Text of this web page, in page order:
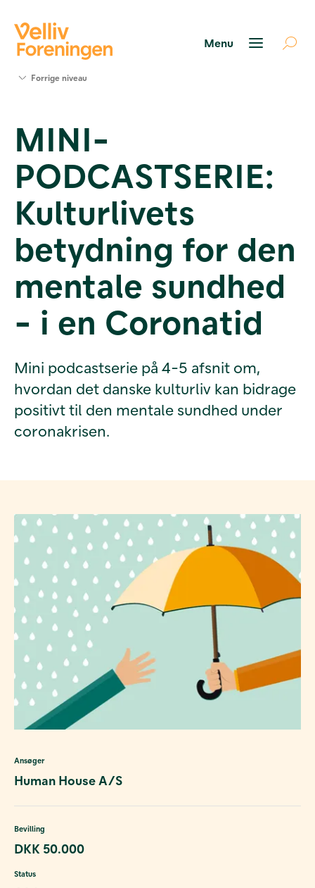
Værktøjer
og viden
Om Velliv
Foreningen
os
Forrige niveau
MINI-
PODCASTSERIE:
Kulturlivets
betydning for den
mentale sundhed
- i en Coronatid
Mini podcastserie på 4-5 afsnit om,
hvordan det danske kulturliv kan bidrage
positivt til den mentale sundhed under
coronakrisen.
Ansøger
Human House A/S
Bevilling
DKK 50.000
Status